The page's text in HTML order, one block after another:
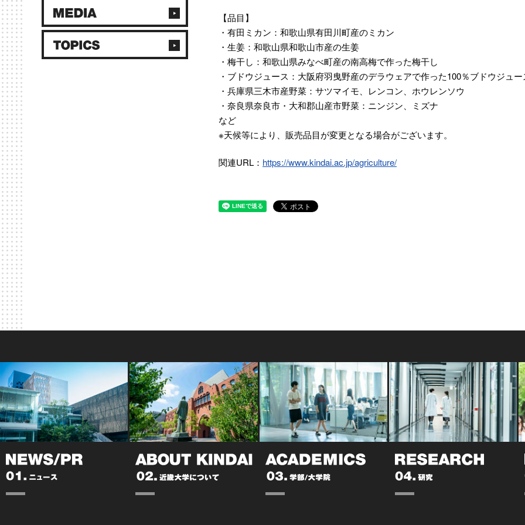
【品目】
・有田ミカン：和歌山県有田川町産のミカン
・生姜：和歌山県和歌山市産の生姜
・梅干し：和歌山県みなべ町産の南高梅で作った梅干し
・ブドウジュース：大阪府羽曳野産のデラウェアで作った100％ブドウジュー
・兵庫県三木市産野菜：サツマイモ、レンコン、ホウレンソウ
・奈良県奈良市・大和郡山産市野菜：ニンジン、ミズナ
など
※天候等により、販売品目が変更となる場合がございます。
関連URL： https://www.kindai.ac.jp/agriculture/